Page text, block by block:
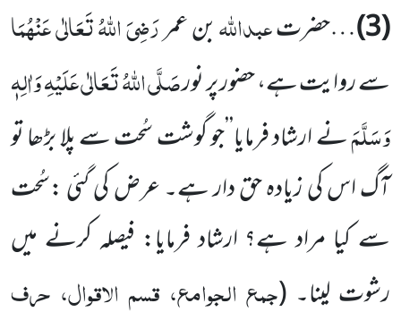
(3) …حضرتعبداللہبن عمررَضِیَ اللہُ تَعَالٰی عَنْہُمَا
سے روایت ہے، حضور پر نورصَلَّی اللہُ تَعَالٰی عَلَیْہِ وَاٰلِہٖ
وَسَلَّمَنے ارشاد فرمایا’’جو گوشت سُحت سے پلا بڑھا تو
آگ اس کی زیادہ حق دار ہے۔ عرض کی گئی :سُحت
سے کیا مراد ہے؟ ارشاد فرمایا: فیصلہ کرنے میں
رشوت لینا۔ (جمع الجوامع، قسم الاقوال، حرف